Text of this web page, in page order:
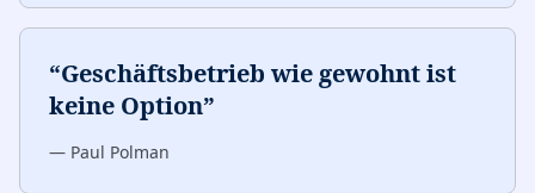
“Geschäftsbetrieb wie gewohnt ist
keine Option”
— Paul Polman